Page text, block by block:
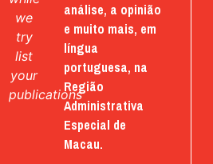
we
try
list
your
publications
análise, a opinião
e muito mais, em
língua
portuguesa, na
Região
Administrativa
Especial de
Macau.